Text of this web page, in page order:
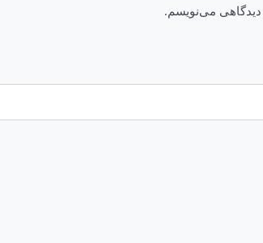
دیدگاهی می‌نویسم.